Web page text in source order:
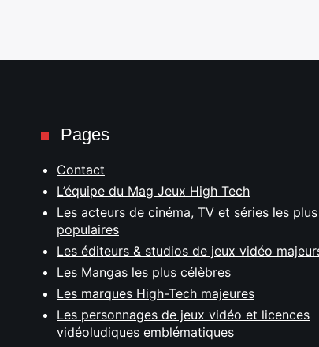
Pages
Contact
L’équipe du Mag Jeux High Tech
Les acteurs de cinéma, TV et séries les plus
populaires
Les éditeurs & studios de jeux vidéo
Les Mangas les plus célèbres
Les marques High-Tech majeures
Les personnages de jeux vidéo et licences
vidéoludiques emblématiques